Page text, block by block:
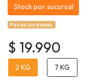
Stock por sucursal
Pocas Unidades.
$ 19.990
2 KG 7 KG